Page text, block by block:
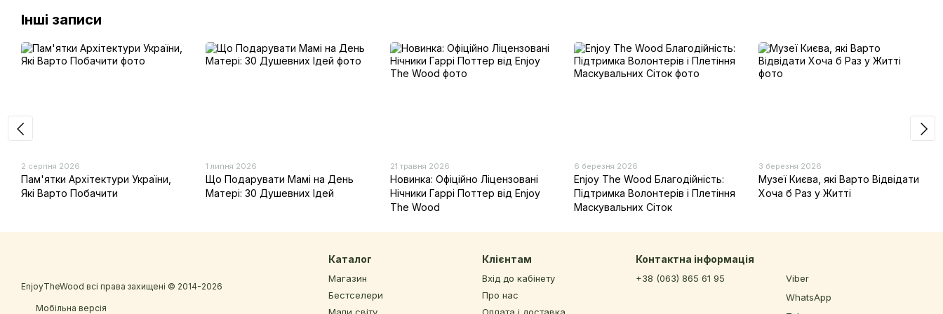
Інші записи
2 серпня 2026
Пам'ятки Архітектури України,
Які Варто Побачити
1 липня 2026
Що Подарувати Мамі на День
Матері: 30 Душевних Ідей
21 травня 2026
Новинка: Офіційно Ліцензовані
Нічники Гаррі Поттер від Enjoy
The Wood
6 березня 2026
Enjoy The Wood Благодійність:
Підтримка Волонтерів і Плетіння
Маскувальних Сіток
3 березня 2026
Музеї Києва, які Варто Відвідати
Хоча б Раз у Житті
EnjoyTheWood всі права захищені © 2014-2026
Мобільна версія
Каталог
Магазин
Бестселери
Клієнтам
Вхід до кабінету
Про нас
Контактна інформація
+38 (063) 865 61 95
Viber
WhatsApp